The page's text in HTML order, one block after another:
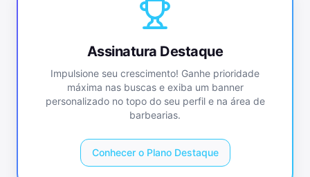
Assinatura Destaque
Impulsione seu crescimento! Ganhe prioridade
máxima nas buscas e exiba um banner
personalizado no topo do seu perfil e na área de
barbearias.
Conhecer o Plano Destaque